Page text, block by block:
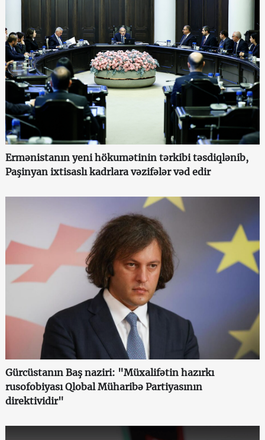
Ermənistanın yeni hökumətinin tərkibi təsdiqlənib,
Paşinyan ixtisaslı kadrlara vəzifələr vəd edir
Gürcüstanın Baş naziri: "Müxalifətin hazırkı
rusofobiyası Qlobal Müharibə Partiyasının
direktividir"